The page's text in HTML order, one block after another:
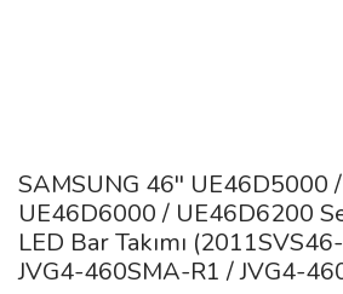
SAMSUNG 46'' UE46D5000
UE46D6000 / UE46D6200
LED Bar Takımı
JVG4-460SMA-R1 / JVG4-